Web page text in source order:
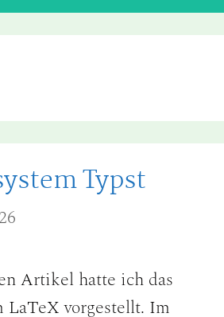
Typst
Artikel hatte ich das
LaTeX vorgestellt. Im